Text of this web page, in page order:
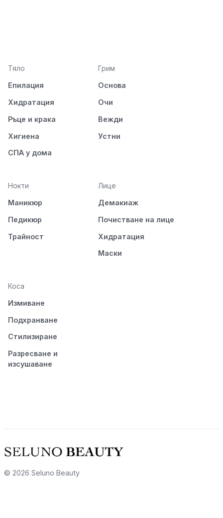
Тяло
Епилация
Хидратация
Ръце и крака
Хигиена
СПА у дома
Грим
Основа
Очи
Вежди
Устни
Нокти
Маникюр
Педикюр
Трайност
Лице
Демакиаж
Почистване на лице
Хидратация
Маски
Коса
Измиване
Подхранване
Стилизиране
Разресване и
изсушаване
© 2026 Seluno Beauty